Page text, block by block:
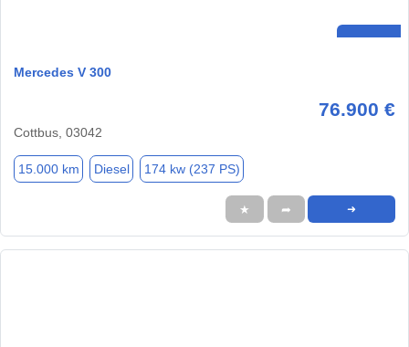
Mercedes V 300
76.900 €
Cottbus, 03042
15.000 km Diesel 174 kw (237 PS)
★ ➦ ➜